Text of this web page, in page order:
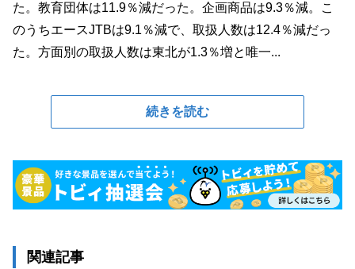
た。教育団体は11.9％減だった。企画商品は9.3％減。こ
のうちエースJTBは9.1％減で、取扱人数は12.4％減だっ
た。方面別の取扱人数は東北が1.3％増と唯一...
続きを読む
関連記事